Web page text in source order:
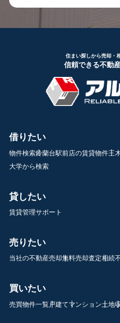
住まい探しから売却・
信頼できる不動
借りたい
物件検索鈴蘭台駅前店の賃貸物件三
大学から検索
貸したい
賃貸管理サポート
売りたい
当社の不動産売却無料売却査定相続
買いたい
売買物件一覧戸建てマンション土地